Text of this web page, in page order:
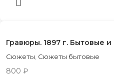
Гравюры. 1897 г. Бытовые
Сюжеты Сюжеты бытовые
800 ₽